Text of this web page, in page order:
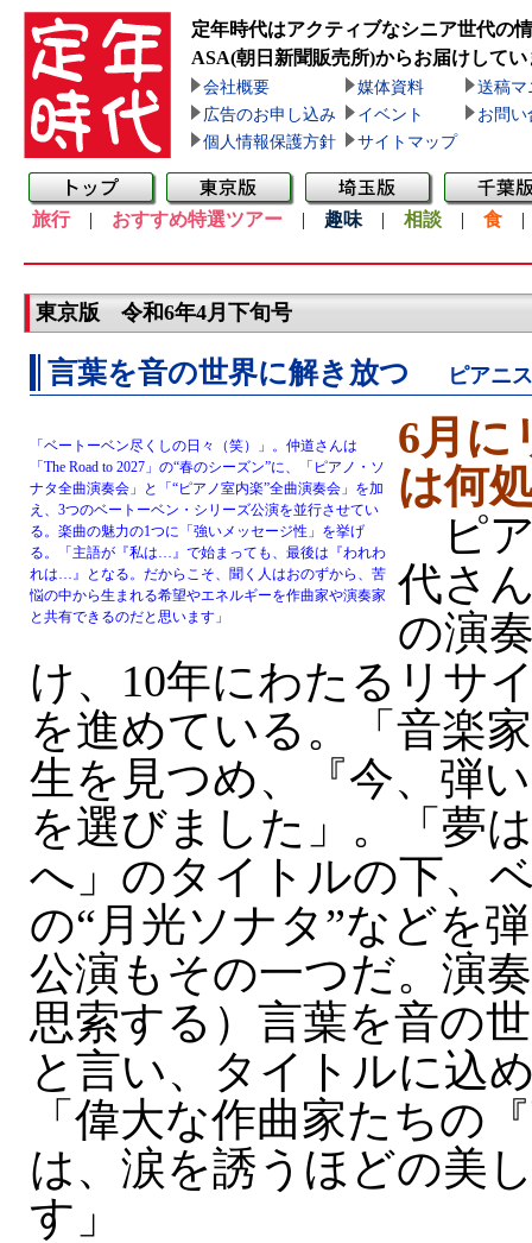
定年時代はアクティブなシニア世代の
ASA(朝日新聞販売所)からお届けしてい
会社概要 媒体資料
送稿マ
広告のお申し込み
イベント
お問い
個人情報保護方針
サイトマップ
旅行| おすすめ特選ツアー | 趣味 | 相談 | 食
東京版 令和6年4月下旬号
言葉を音の世界に解き放つ ピアニ
「ベートーベン尽くしの日々（笑）」。仲道さんは
「The Road to 2027」の“春のシーズン”に、「ピアノ・ソ
ナタ全曲演奏会」と「“ピアノ室内楽”全曲演奏会」を加
え、3つのベートーベン・シリーズ公演を並行させてい
る。楽曲の魅力の1つに「強いメッセージ性」を挙げ
る。「主語が『私は…』で始まっても、最後は『われわ
れは…』となる。だからこそ、聞く人はおのずから、苦
悩の中から生まれる希望やエネルギーを作曲家や演奏家
と共有できるのだと思います」
6月に
は何
ピア
代さ
の演
け、10年にわたるリサ
を進めている。「音楽
生を見つめ、『今、弾
を選びました」。「夢
へ」のタイトルの下、
の“月光ソナタ”などを
公演もその一つだ。演
思索する）言葉を音の
と言い、タイトルに込
「偉大な作曲家たちの
は、涙を誘うほどの美
す」